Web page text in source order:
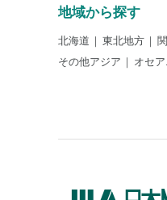
地域から探す
北海道 東北地方
その他アジア
オセ